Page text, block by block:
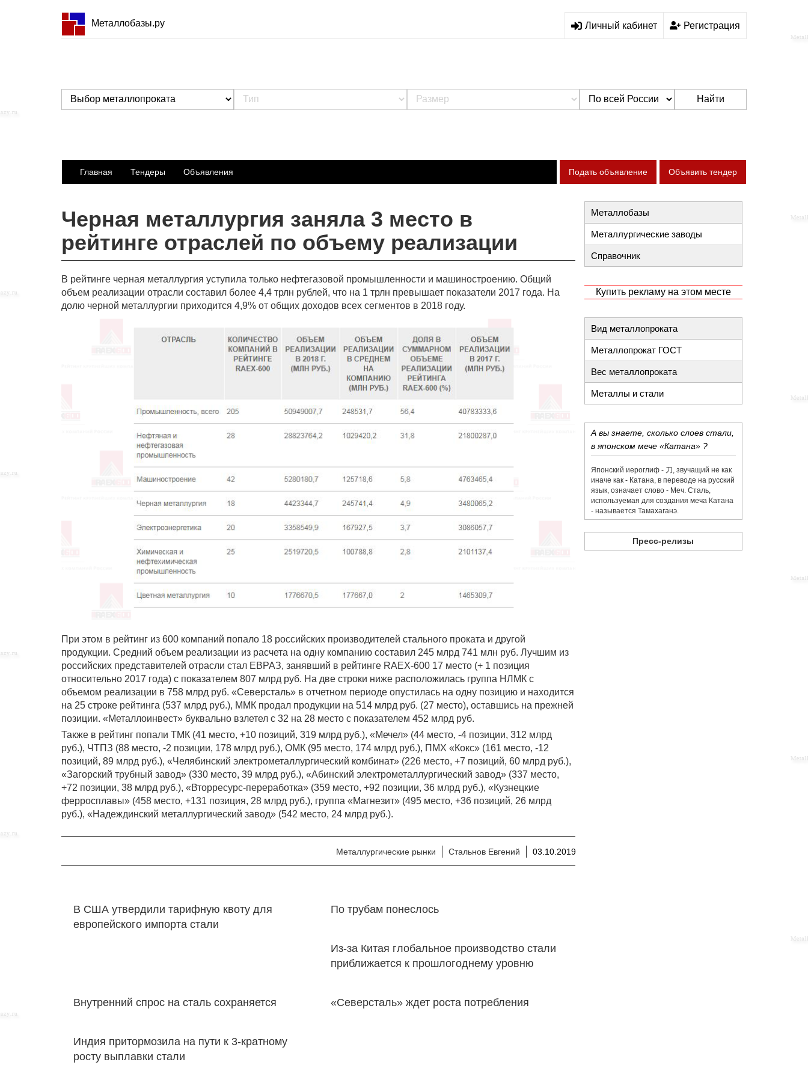
Металлобазы.ру Личный кабинет Регистрация
Найти
Главная Тендеры Объявления Подать объявление Объявить тендер
Черная металлургия заняла 3 место в
рейтинге отраслей по объему реализации
В рейтинге черная металлургия уступила только нефтегазовой промышленности и машиностроению. Общий
объем реализации отрасли составил более 4,4 трлн рублей, что на 1 трлн превышает показатели 2017 года. На
долю черной металлургии приходится 4,9% от общих доходов всех сегментов в 2018 году.
При этом в рейтинг из 600 компаний попало 18 российских производителей стального проката и другой
продукции. Средний объем реализации из расчета на одну компанию составил 245 млрд 741 млн руб. Лучшим из
российских представителей отрасли стал ЕВРАЗ, занявший в рейтинге RAEX-600 17 место (+ 1 позиция
относительно 2017 года) с показателем 807 млрд руб. На две строки ниже расположилась группа НЛМК с
объемом реализации в 758 млрд руб. «Северсталь» в отчетном периоде опустилась на одну позицию и находится
на 25 строке рейтинга (537 млрд руб.), ММК продал продукции на 514 млрд руб. (27 место), оставшись на прежней
позиции. «Металлоинвест» буквально взлетел с 32 на 28 место с показателем 452 млрд руб.
Также в рейтинг попали ТМК (41 место, +10 позиций, 319 млрд руб.), «Мечел» (44 место, -4 позиции, 312 млрд
руб.), ЧТПЗ (88 место, -2 позиции, 178 млрд руб.), ОМК (95 место, 174 млрд руб.), ПМХ «Кокс» (161 место, -12
позиций, 89 млрд руб.), «Челябинский электрометаллургический комбинат» (226 место, +7 позиций, 60 млрд руб.),
«Загорский трубный завод» (330 место, 39 млрд руб.), «Абинский электрометаллургический завод» (337 место,
+72 позиции, 38 млрд руб.), «Вторресурс-переработка» (359 место, +92 позиции, 36 млрд руб.), «Кузнецкие
ферросплавы» (458 место, +131 позиция, 28 млрд руб.), группа «Магнезит» (495 место, +36 позиций, 26 млрд
руб.), «Надеждинский металлургический завод» (542 место, 24 млрд руб.).
Металлургические рынки Стальнов Евгений 03.10.2019
В США утвердили тарифную квоту для
европейского импорта стали
По трубам понеслось
Из-за Китая глобальное производство стали
приближается к прошлогоднему уровню
Внутренний спрос на сталь сохраняется «Северсталь» ждет роста потребления
Индия притормозила на пути к 3-кратному
росту выплавки стали
Металлобазы
Металлургические заводы
Справочник
Купить рекламу на этом месте
Вид металлопроката
Металлопрокат ГОСТ
Вес металлопроката
Металлы и стали
А вы знаете, сколько слоев стали,
в японском мече «Катана» ?
Японский иероглиф - 刀,​ звучащий не как
иначе как - Катана, в переводе на русский
язык, означает слово - Меч. Сталь,
используемая для создания меча Катана
- называется Тамахаганэ.
Пресс-релизы